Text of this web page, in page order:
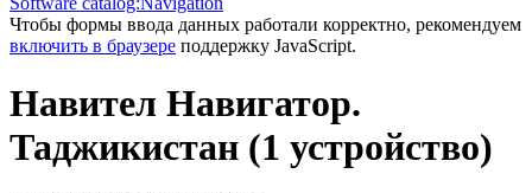
Чтобы формы ввода данных работали корректно, рекомендуем
включить в браузере поддержку JavaScript.
Навител Навигатор.
Таджикистан (1 устройство)